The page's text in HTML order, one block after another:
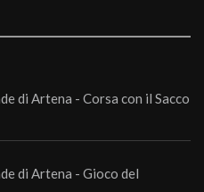
di Artena - Corsa con il Sacco
di Artena - Gioco del